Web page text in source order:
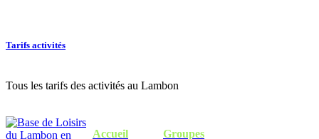
Tarifs activités
Tous les tarifs des activités au Lambon
Accueil
Groupes